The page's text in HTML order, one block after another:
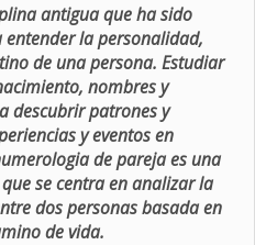
antigua que ha sido
la personalidad,
de una persona. Estudiar
nombres y
descubrir patrones y
y eventos en
de pareja es una
se centra en analizar la
dos personas basada en
de vida.